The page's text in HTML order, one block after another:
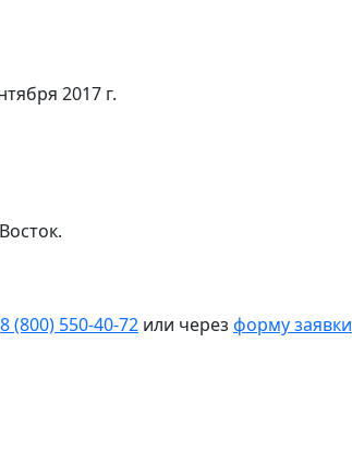
2017 г.
8 (800) 550-40-72 или через форму заявки